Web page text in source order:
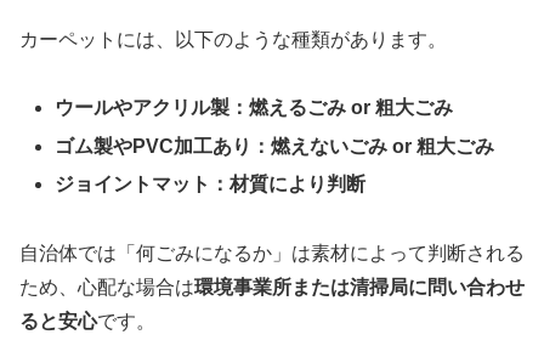
カーペットには、以下のような種類があります。
ウールやアクリル製：燃えるごみ or 粗大ごみ
ゴム製やPVC加工あり：燃えないごみ or 粗大ごみ
ジョイントマット：材質により判断
自治体では「何ごみになるか」は素材によって判断される
ため、心配な場合は環境事業所または清掃局に問い合わせ
ると安心です。